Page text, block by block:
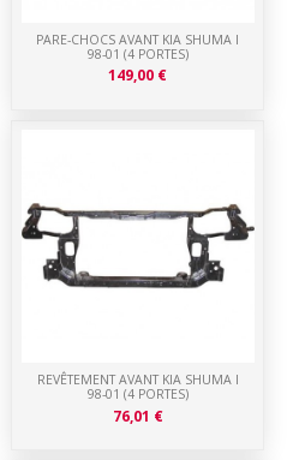
REVÊTEMENT AVANT KIA SHUMA I
98-01 (4 PORTES)
76,01 €
PARE-CHOCS AVANT KIA SHUMA I
98-01 (4 PORTES)
149,00 €